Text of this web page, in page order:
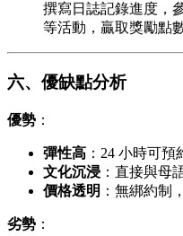
撰寫日誌記錄進度，
等活動，贏取獎勵點數
六、優缺點分析
優勢 ：
彈性高 ：24 小時可預
文化沉浸 ：直接與母
價格透明 ：無綁約制
劣勢 ：